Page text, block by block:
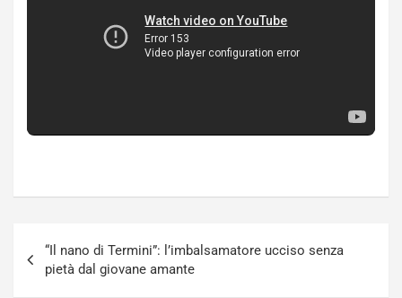
articoli
“Il nano di Termini”: l’imbalsamatore ucciso senza
pietà dal giovane amante